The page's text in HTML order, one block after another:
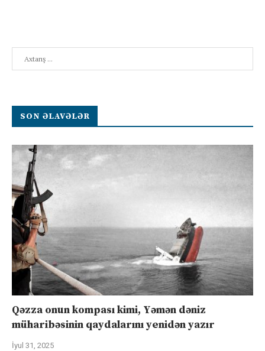
SON ƏLAVƏLƏR
Qəzza onun kompası kimi, Yəmən dəniz
müharibəsinin qaydalarını yenidən yazır
İyul 31, 2025